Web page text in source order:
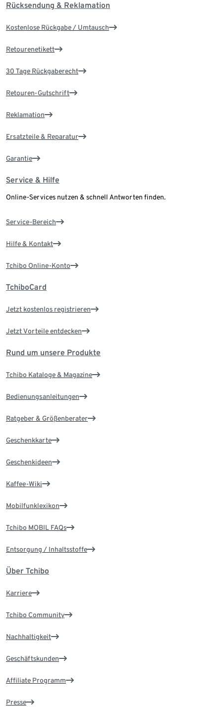
Rücksendung & Reklamation
Kostenlose Rückgabe / Umtausch
Retourenetikett
30 Tage Rückgaberecht
Retouren-Gutschrift
Reklamation
Ersatzteile & Reparatur
Garantie
Service & Hilfe
Online-Services nutzen & schnell Antworten finden.
Service-Bereich
Hilfe & Kontakt
Tchibo Online-Konto
TchiboCard
Jetzt kostenlos registrieren
Jetzt Vorteile entdecken
Rund um unsere Produkte
Tchibo Kataloge & Magazine
Bedienungsanleitungen
Ratgeber & Größenberater
Geschenkkarte
Geschenkideen
Kaffee-Wiki
Mobilfunklexikon
Tchibo MOBIL FAQs
Entsorgung / Inhaltsstoffe
Über Tchibo
Karriere
Tchibo Community
Nachhaltigkeit
Geschäftskunden
Affiliate Programm
Presse